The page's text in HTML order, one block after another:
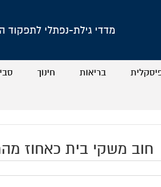
מדדי גילת-נפתלי
בריאות חינוך
חוב משקי בית כאחוז מהתמ"ג